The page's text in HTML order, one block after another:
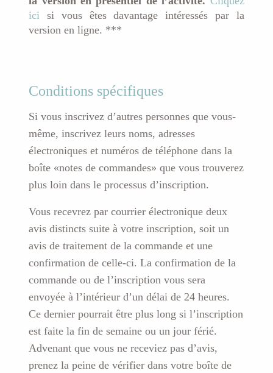
présentiel06
au
ici si vous êtes davantage intéressés par la
version en ligne. ***
Conditions spécifiques
Si vous inscrivez d’autres personnes que vous-
même, inscrivez leurs noms, adresses
électroniques et numéros de téléphone dans la
boîte «notes de commandes» que vous trouverez
plus loin dans le processus d’inscription.
Vous recevrez par courrier électronique deux
avis distincts suite à votre inscription, soit un
avis de traitement de la commande et une
confirmation de celle-ci. La confirmation de la
commande ou de l’inscription vous sera
envoyée à l’intérieur d’un délai de 24 heures.
Ce dernier pourrait être plus long si l’inscription
est faite la fin de semaine ou un jour férié.
Advenant que vous ne receviez pas d’avis,
prenez la peine de vérifier dans votre boîte de